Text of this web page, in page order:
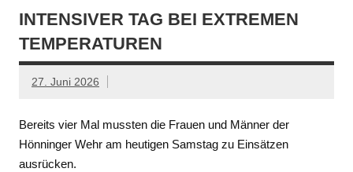
INTENSIVER TAG BEI EXTREMEN
TEMPERATUREN
27. Juni 2026
Bereits vier Mal mussten die Frauen und Männer der
Hönninger Wehr am heutigen Samstag zu Einsätzen
ausrücken.